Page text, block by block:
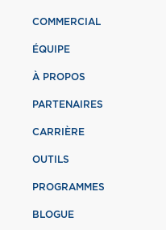
COMMERCIAL
ÉQUIPE
À PROPOS
PARTENAIRES
CARRIÈRE
OUTILS
PROGRAMMES
BLOGUE